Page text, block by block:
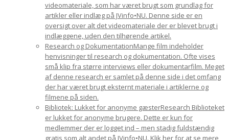
videomateriale, som har været brugt som grundlag for
artikler eller indlæg på JVinfo•NU. Denne side er en
oversigt over alt det videomateriale der er blevet brugt i
indlæggene, uden den tilhørende artikel.
Research og DokumentationMange film indeholder
henvisninger til research og dokumentation. Ofte vises
små klip fra større interviews eller dokumentarfilm. Meget
af denne research er samlet på denne side i det omfang
der har været brugt eksternt materiale i artiklerne og
filmene på siden.
Bibliotek: Lukket for anonyme gæsterResearch Biblioteket
er lukket for anonyme brugere. Dette er kun for
medlemmer der er logget ind – men stadig fuldstændig
gratis som alt andet på JVinfo•NU. Klik her for at se mere